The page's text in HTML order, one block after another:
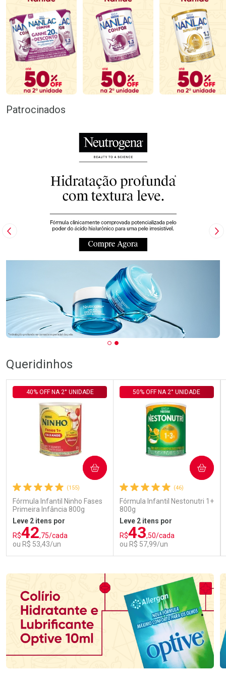
Patrocinados
Imagem Anterior
Queridinhos
(155)
Fórmula Infantil Ninho Fases
Primeira Infância 800g
40% OFF NA 2° UNIDADE
Leve 2 itens por
R$42,75/cada
ou R$ 53,43/un
COMPRAR
(46)
Fórmula Infantil Nestonutri 1+
800g
50% OFF NA 2° UNIDADE
Leve 2 itens por
R$43,50/cada
ou R$ 57,99/un
COMPRAR
Laboratório
Por Menos